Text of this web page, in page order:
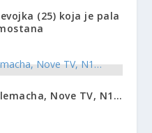
(25) koja je pala
Nove TV, N1…